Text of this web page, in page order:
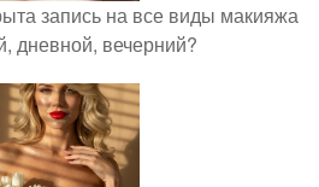
запись на все виды макияжа
дневной, вечерний?